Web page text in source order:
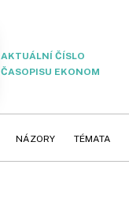
AKTUÁLNÍ ČÍSLO
ČASOPISU EKONOM
NÁZORY TÉMATA